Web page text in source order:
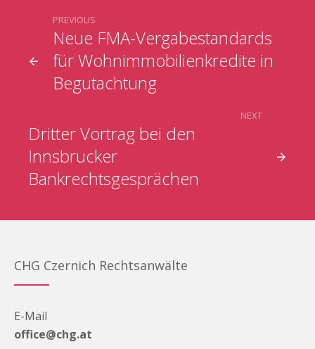
Neue FMA-Vergabestandards
für Wohnimmobilienkredite in
Begutachtung
PREVIOUS
Dritter Vortrag bei den
Innsbrucker
Bankrechtsgesprächen
NEXT
CHG Czernich Rechtsanwälte
E-Mail
office@chg.at